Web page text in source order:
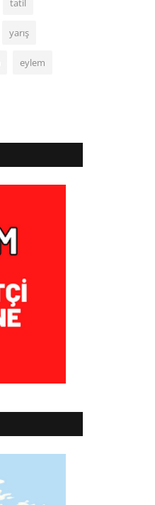
tatil
yarış
eylem